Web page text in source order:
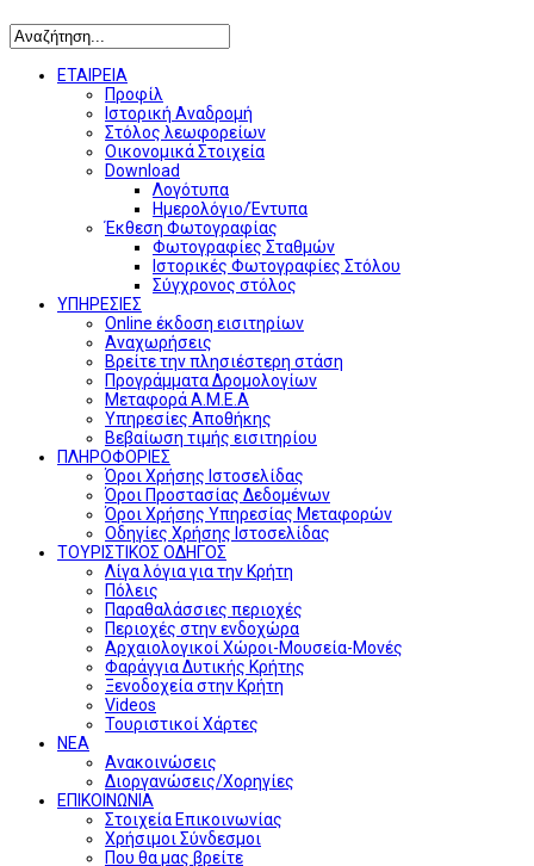
ΕΤΑΙΡΕΙΑ
Προφίλ
Ιστορική Αναδρομή
Στόλος λεωφορείων
Οικονομικά Στοιχεία
Download
Λογότυπα
Ημερολόγιο/Έντυπα
Έκθεση Φωτογραφίας
Φωτογραφίες Σταθμών
Ιστορικές Φωτογραφίες Στόλου
Σύγχρονος στόλος
ΥΠΗΡΕΣΙΕΣ
Online έκδοση εισιτηρίων
Αναχωρήσεις
Βρείτε την πλησιέστερη στάση
Προγράμματα Δρομολογίων
Μεταφορά Α.Μ.Ε.Α
Υπηρεσίες Αποθήκης
Βεβαίωση τιμής εισιτηρίου
ΠΛΗΡΟΦΟΡΙΕΣ
Όροι Χρήσης Ιστοσελίδας
Όροι Προστασίας Δεδομένων
Όροι Χρήσης Υπηρεσίας Μεταφορών
Οδηγίες Χρήσης Ιστοσελίδας
ΤΟΥΡΙΣΤΙΚΟΣ ΟΔΗΓΟΣ
Λίγα λόγια για την Κρήτη
Πόλεις
Παραθαλάσσιες περιοχές
Περιοχές στην ενδοχώρα
Αρχαιολογικοί Χώροι-Μουσεία-Μονές
Φαράγγια Δυτικής Κρήτης
Ξενοδοχεία στην Κρήτη
Videos
Τουριστικοί Χάρτες
ΝΕΑ
Ανακοινώσεις
Διοργανώσεις/Χορηγίες
ΕΠΙΚΟΙΝΩΝΙΑ
Στοιχεία Επικοινωνίας
Χρήσιμοι Σύνδεσμοι
Που θα μας βρείτε